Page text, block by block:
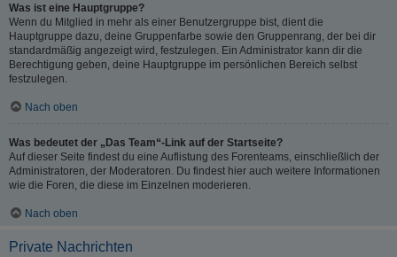
Was ist eine Hauptgruppe?
Wenn du Mitglied in mehr als einer Benutzergruppe bist, dient die
Hauptgruppe dazu, deine Gruppenfarbe sowie den Gruppenrang, der bei dir
standardmäßig angezeigt wird, festzulegen. Ein Administrator kann dir die
Berechtigung geben, deine Hauptgruppe im persönlichen Bereich selbst
festzulegen.
Nach oben
Was bedeutet der „Das Team“-Link auf der Startseite?
Auf dieser Seite findest du eine Auflistung des Forenteams, einschließlich der
Administratoren, der Moderatoren. Du findest hier auch weitere Informationen
wie die Foren, die diese im Einzelnen moderieren.
Nach oben
Private Nachrichten